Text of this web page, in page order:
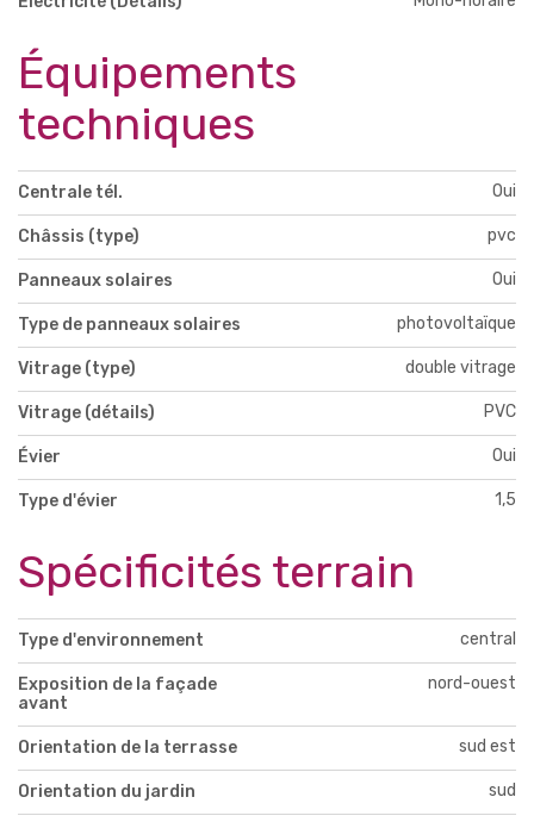
Équipements
techniques
Centrale tél. Oui
Châssis (type) pvc
Panneaux solaires Oui
Type de panneaux solaires photovoltaïque
Vitrage (type) double vitrage
Vitrage (détails) PVC
Évier Oui
Type d'évier 1,5
Spécificités terrain
Type d'environnement central
Exposition de la façade
avant
nord-ouest
Orientation de la terrasse sud est
Orientation du jardin sud